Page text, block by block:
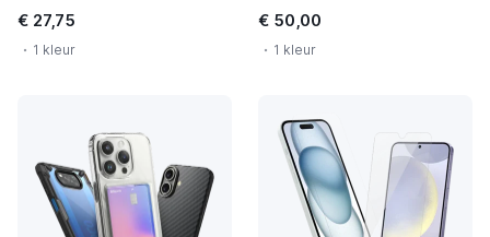
€ 27,75
1 kleur
€ 50,00
1 kleur